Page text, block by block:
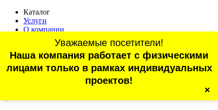
Каталог
Услуги
О компании
Статьи
Контакты
Отзывы
г. Санкт-Петербург, проспект Обуховской Обороны, 70, корп.
Уважаемые посетители!
Наша компания работает с физическими
лицами только в рамках индивидуальных
проектов!
×